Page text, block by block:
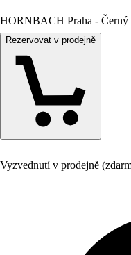
HORNBACH Praha - Černý
Rezervovat v prodejně
Vyzvednutí v prodejně